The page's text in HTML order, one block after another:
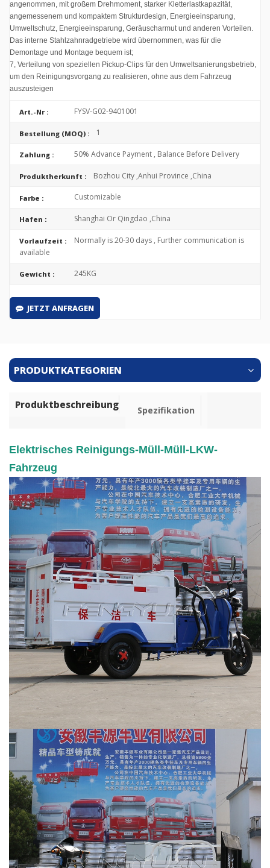
angenommen, mit großem Drehmoment, starker Kletterlastkapazität,
angemessenem und kompaktem Strukturdesign, Energieeinsparung,
Umweltschutz, Energieeinsparung, Geräuscharmut und anderen Vorteilen.
Das interne Stahlzahnradgetriebe wird übernommen, was für die
Demontage und Montage bequem ist;
7, Verteilung von speziellen Pickup-Clips für den Umweltsanierungsbetrieb,
um den Reinigungsvorgang zu realisieren, ohne aus dem Fahrzeug
auszusteigen
Art.-Nr : FYSV-G02-9401001
Bestellung (MOQ) : 1
Zahlung : 50% Advance Payment , Balance Before Delivery
Produktherkunft : Bozhou City ,Anhui Province ,China
Farbe : Customizable
Hafen : Shanghai Or Qingdao ,China
Vorlaufzeit :
Normally is 20-30 days , Further communication is
available
Gewicht : 245KG
JETZT ANFRAGEN
PRODUKTKATEGORIEN
Produktbeschreibung Spezifikation
Elektrisches Reinigungs-Müll-Müll-LKW-
Fahrzeug